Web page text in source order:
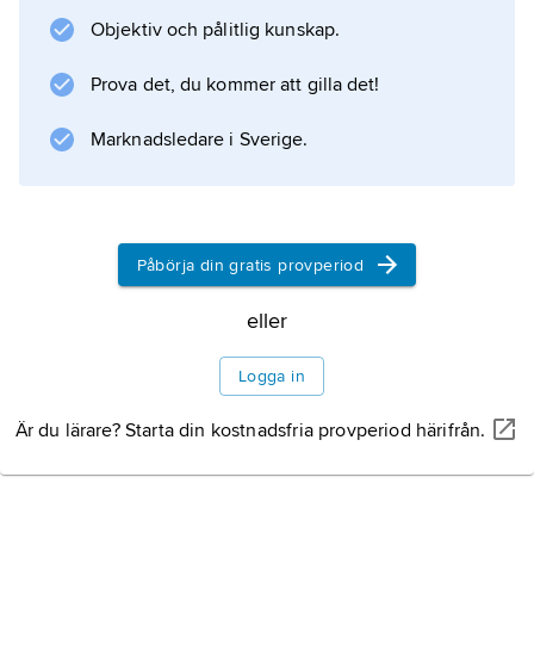
möjligheter till såväl skidåkning i Klippiga
bergen i norr som till barfotavandring på
”gipsdynerna” i White Sand National
naturattraktionen, av UNESCO klassificerad
nationalpark i sydöstra
Information om artikeln
Objektiv och pålitlig kunskap.
Prova det, du kommer att gilla det!
Marknadsledare i Sverige.
Påbörja din gratis provperiod
eller
Logga in
Är du lärare? Starta din kostnadsfria provperiod härifrån.